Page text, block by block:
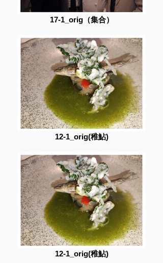
17-1_orig（集合）
12-1_orig(稚鮎)
12-1_orig(稚鮎)